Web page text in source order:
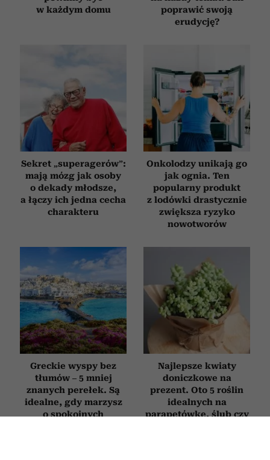
w każdym domu
poprawić swoją
erudycję?
Sekret „superagerów”:
mają mózg jak osoby
o dekady młodsze,
a łączy ich jedna cecha
charakteru
Onkolodzy unikają go
jak ognia. Ten
popularny produkt
z lodówki drastycznie
zwiększa ryzyko
nowotworów
Greckie wyspy bez
tłumów – 5 mniej
znanych perełek. Są
idealne, gdy marzysz
o spokojnych
Najlepsze kwiaty
doniczkowe na
prezent. Oto 5 roślin
idealnych na
parapetówkę, ślub czy